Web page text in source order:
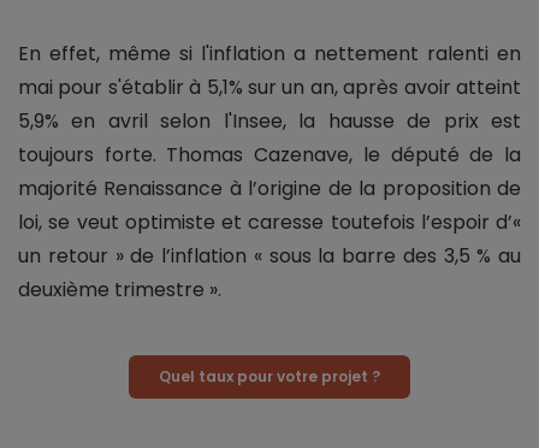
En effet, même si l'inflation a nettement ralenti en
mai pour s'établir à 5,1% sur un an, après avoir atteint
5,9% en avril selon l'Insee, la hausse de prix est
toujours forte. Thomas Cazenave, le député de la
majorité Renaissance à l’origine de la proposition de
loi, se veut optimiste et caresse toutefois l’espoir d’«
un retour » de l’inflation « sous la barre des 3,5 % au
deuxième trimestre ».
Quel taux pour votre projet ?